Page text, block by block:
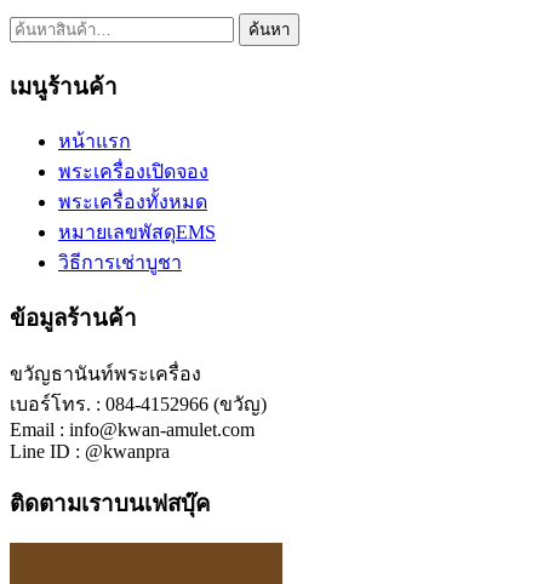
ค้นหา: ค้นหา
เมนูร้านค้า
หน้าแรก
พระเครื่องเปิดจอง
พระเครื่องทั้งหมด
หมายเลขพัสดุEMS
วิธีการเช่าบูชา
ข้อมูลร้านค้า
ขวัญธานันท์พระเครื่อง
เบอร์โทร. : 084-4152966 (ขวัญ)
Email : info@kwan-amulet.com
Line ID : @kwanpra
ติดตามเราบนเฟสบุ๊ค